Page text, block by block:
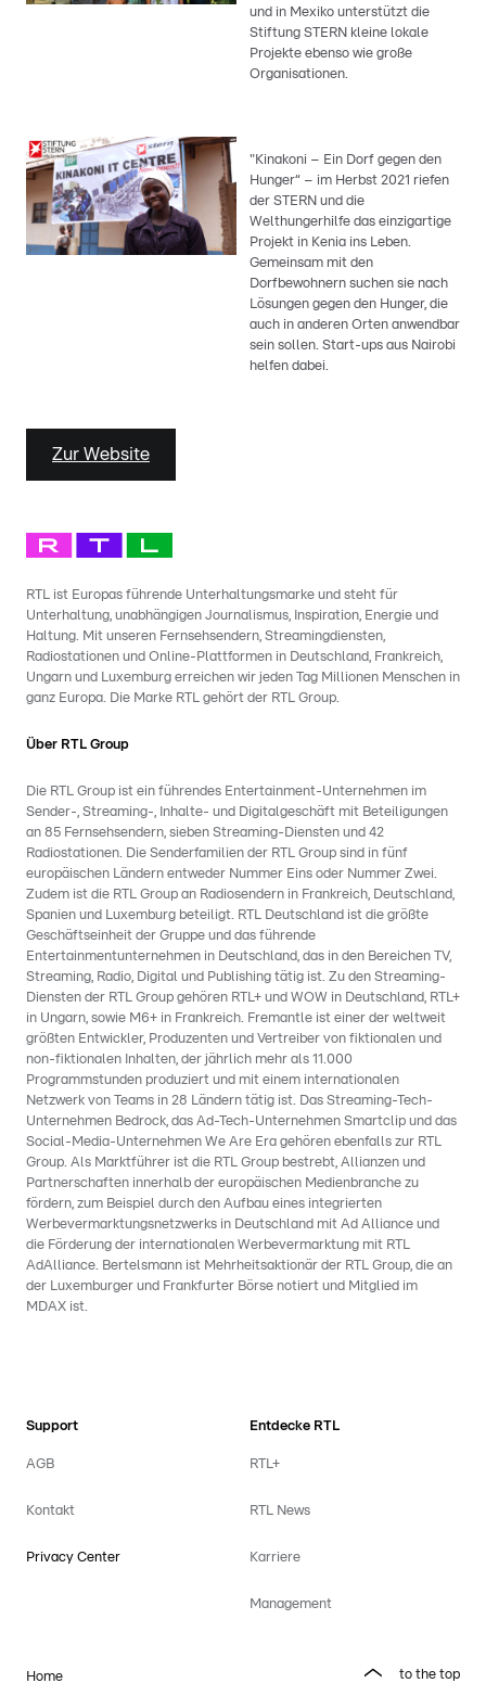
und in Mexiko unterstützt die
Stiftung STERN kleine lokale
Projekte ebenso wie große
Organisationen.
"Kinakoni – Ein Dorf gegen den
Hunger“ – im Herbst 2021 riefen
der STERN und die
Welthungerhilfe das einzigartige
Projekt in Kenia ins Leben.
Gemeinsam mit den
Dorfbewohnern suchen sie nach
Lösungen gegen den Hunger, die
auch in anderen Orten anwendbar
sein sollen. Start-ups aus Nairobi
helfen dabei.
Zur Website
RTL ist Europas führende Unterhaltungsmarke und steht für
Unterhaltung, unabhängigen Journalismus, Inspiration, Energie und
Haltung. Mit unseren Fernsehsendern, Streamingdiensten,
Radiostationen und Online-Plattformen in Deutschland, Frankreich,
Ungarn und Luxemburg erreichen wir jeden Tag Millionen Menschen in
ganz Europa. Die Marke RTL gehört der RTL Group.
Über RTL Group
Die RTL Group ist ein führendes Entertainment-Unternehmen im
Sender-, Streaming-, Inhalte- und Digitalgeschäft mit Beteiligungen
an 85 Fernsehsendern, sieben Streaming-Diensten und 42
Radiostationen. Die Senderfamilien der RTL Group sind in fünf
europäischen Ländern entweder Nummer Eins oder Nummer Zwei.
Zudem ist die RTL Group an Radiosendern in Frankreich, Deutschland,
Spanien und Luxemburg beteiligt. RTL Deutschland ist die größte
Geschäftseinheit der Gruppe und das führende
Entertainmentunternehmen in Deutschland, das in den Bereichen TV,
Streaming, Radio, Digital und Publishing tätig ist. Zu den Streaming-
Diensten der RTL Group gehören RTL+ und WOW in Deutschland, RTL+
in Ungarn, sowie M6+ in Frankreich. Fremantle ist einer der weltweit
größten Entwickler, Produzenten und Vertreiber von fiktionalen und
non-fiktionalen Inhalten, der jährlich mehr als 11.000
Programmstunden produziert und mit einem internationalen
Netzwerk von Teams in 28 Ländern tätig ist. Das Streaming-Tech-
Unternehmen Bedrock, das Ad-Tech-Unternehmen Smartclip und das
Social-Media-Unternehmen We Are Era gehören ebenfalls zur RTL
Group. Als Marktführer ist die RTL Group bestrebt, Allianzen und
Partnerschaften innerhalb der europäischen Medienbranche zu
fördern, zum Beispiel durch den Aufbau eines integrierten
Werbevermarktungsnetzwerks in Deutschland mit Ad Alliance und
die Förderung der internationalen Werbevermarktung mit RTL
AdAlliance. Bertelsmann ist Mehrheitsaktionär der RTL Group, die an
der Luxemburger und Frankfurter Börse notiert und Mitglied im
MDAX ist.
Support
AGB
Kontakt
Privacy Center
Entdecke RTL
RTL+
RTL News
Karriere
Management
Home to the top